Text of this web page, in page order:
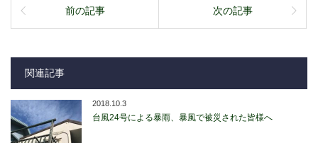
前の記事 次の記事
関連記事
2018.10.3
台風24号による暴雨、暴風で被災された皆様へ